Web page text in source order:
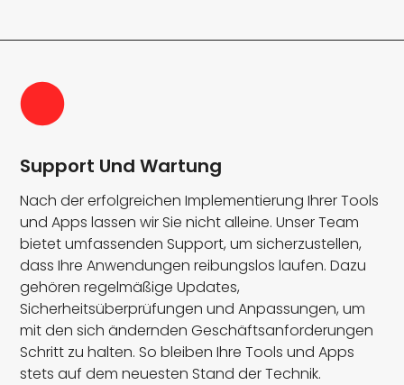
Support Und Wartung
Nach der erfolgreichen Implementierung Ihrer Tools
und Apps lassen wir Sie nicht alleine. Unser Team
bietet umfassenden Support, um sicherzustellen,
dass Ihre Anwendungen reibungslos laufen. Dazu
gehören regelmäßige Updates,
Sicherheitsüberprüfungen und Anpassungen, um
mit den sich ändernden Geschäftsanforderungen
Schritt zu halten. So bleiben Ihre Tools und Apps
stets auf dem neuesten Stand der Technik.